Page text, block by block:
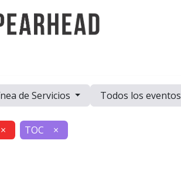
de Servicios Todos los eventos
× TOC ×